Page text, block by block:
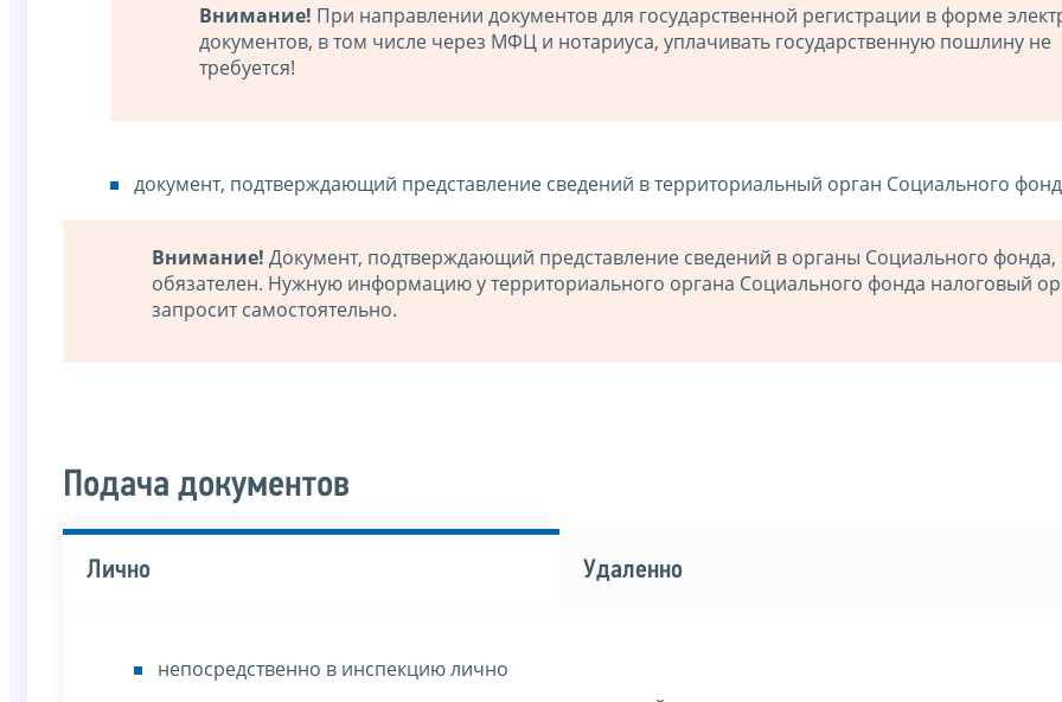
Внимание! При направлении документов для государственной регистрации в форме
документов, в том числе через МФЦ и нотариуса, уплачивать государственную пошлину не
требуется!
документ, подтверждающий представление сведений в территориальный орган Социального
Внимание! Документ, подтверждающий представление сведений в органы Социального фонда,
обязателен. Нужную информацию у территориального органа Социального фонда налоговый
запросит самостоятельно.
Подача документов
Лично Удаленно
непосредственно в инспекцию лично